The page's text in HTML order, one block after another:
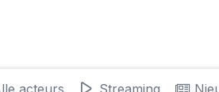
acteurs Streaming